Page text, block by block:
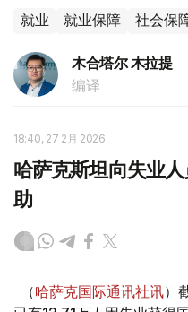
就业 就业保障 社会保
木合塔尔 木拉提
编译
18:40, 27 2月 2026
哈萨克斯坦向失业
助
（哈萨克国际通讯社讯）